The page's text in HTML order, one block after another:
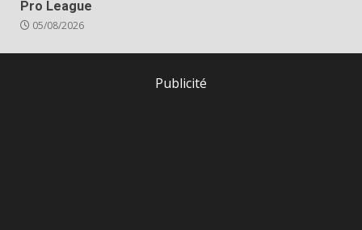
Pro League
05/08/2026
Publicité